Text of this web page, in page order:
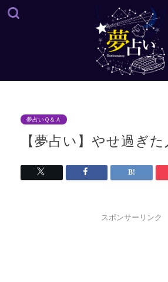
夢占いＱ＆Ａ
【夢占い】やせ過ぎ
スポンサーリンク